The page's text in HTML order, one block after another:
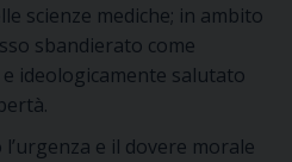
scienze mediche; in ambito
sbandierato come
ideologicamente salutato
e il dovere morale